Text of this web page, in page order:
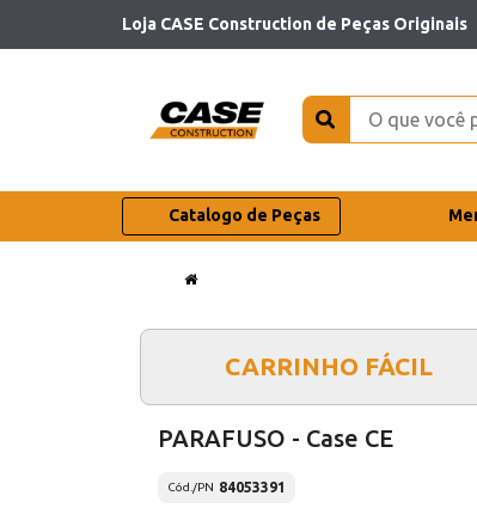
Loja CASE Construction de Peças Originais
Catalogo de Peças
CARRINHO FÁCIL
PARAFUSO - Case CE
Cód./PN 84053391